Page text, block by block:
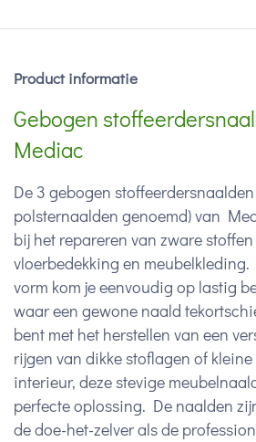
Product informatie
Gebogen
Mediac
De 3 gebogen
polsternaalden genoemd) van
bij het repareren van zware
vloerbedekking en
vorm kom je eenvoudig op lastig
waar een gewone naald
bent met het herstellen van een
rijgen van dikke stoflagen of
interieur, deze stevige
perfecte oplossing. De naalden
de doe-het-zelver als de